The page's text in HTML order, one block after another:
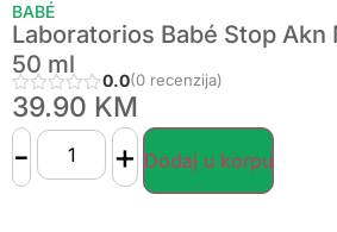
BABÉ
Laboratorios Babé Stop
50 ml
0.0(0 recenzija)
39.90 KM
- + Dodaj u korpu